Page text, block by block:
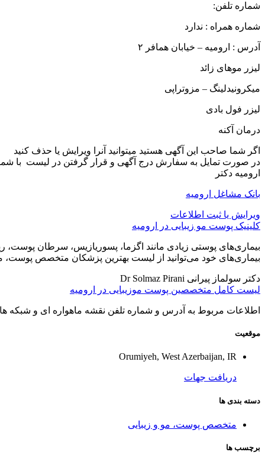
شماره تلفن:
شماره همراه : ندارد
آدرس : ارومیه – خیابان همافر ۲
لیزر موهای زائد
میکرونیدلینگ – مزوتراپی
لیزر فول بادی
درمان آکنه
اگر شما صاحب این آگهی هستید میتوانید آنرا ویرایش یا حذف کنید
در صورت تمایل به سفارش درج آگهی و قرار گرفتن در لیست با شماره تلفن 09190772260 و یا از طریق فرم مربوطه در سایت ارومیه تبلیغ
ارومیه دکتر
بانک مشاغل ارومیه
ویرایش یا ثبت اطلاعات
کلینیک پوست مو زیبایی در ارومیه
بیماری‌های پوستی زیادی مانند اگزما، پسوریازیس، سرطان پوست،
بیماری‌های خود می‌توانید از لیست بهترین پزشکان متخصص پوست،
دکتر سولماز پیرانی Dr Solmaz Pirani
لیست کامل متخصصین پوست موزیبایی در ارومیه
اطلاعات مربوط به آدرس و شماره تلفن نقشه ماهواره ای و شبکه
موقعیت
Orumiyeh, West Azerbaijan, IR
دریافت جهات
دسته بندی ها
متخصص پوست، مو و زيبايى
برچسب ها